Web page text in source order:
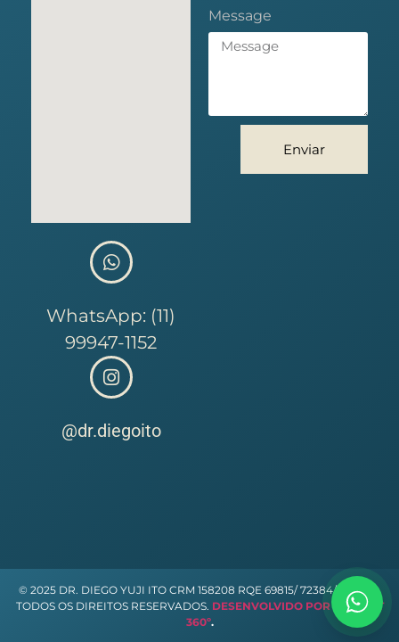
WhatsApp: (11)
99947-1152
@dr.diegoito
Message
Enviar
© 2025 DR. DIEGO YUJI ITO CRM 158208 RQE 69815/ 72384/ 104988.
TODOS OS DIREITOS RESERVADOS. DESENVOLVIDO POR LIFE MKT
360º.